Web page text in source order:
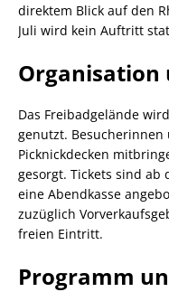
direktem Blick auf den
Juli wird kein Auftritt
Organisation
Das Freibadgelände
genutzt. Besucherinnen
Picknickdecken
gesorgt. Tickets sind ab
eine Abendkasse
zuzüglich
freien Eintritt.
Programm